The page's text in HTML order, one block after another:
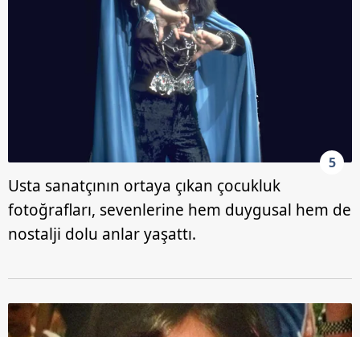
5
Usta sanatçının ortaya çıkan çocukluk
fotoğrafları, sevenlerine hem duygusal hem de
nostalji dolu anlar yaşattı.